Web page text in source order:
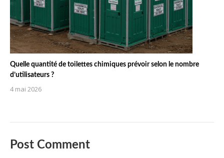
Quelle quantité de toilettes chimiques prévoir selon le nombre
d’utilisateurs ?
4 mai 2026
Post Comment